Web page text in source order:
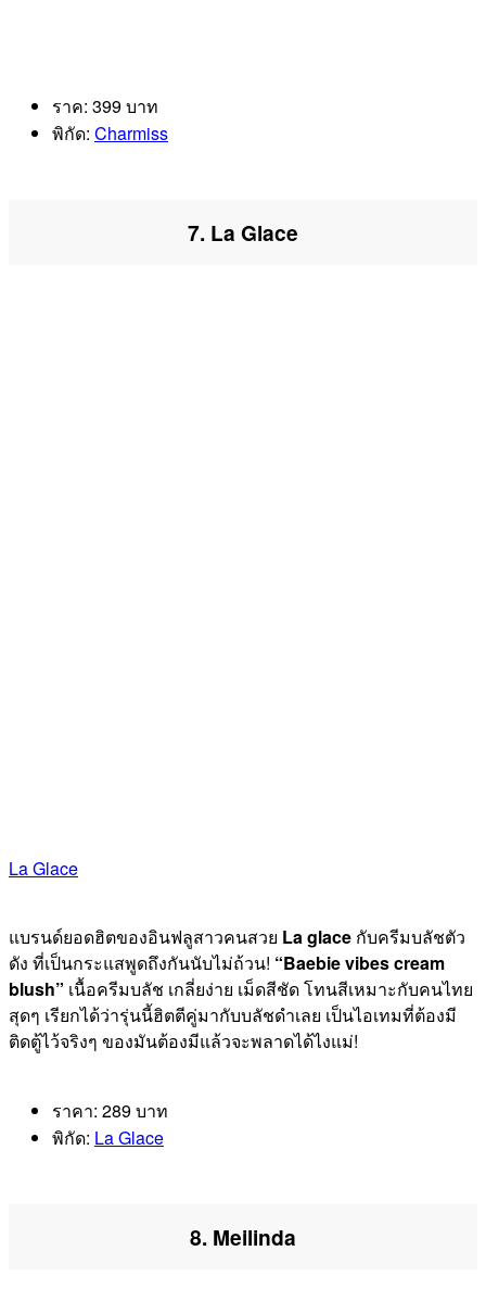
ราค: 399 บาท
พิกัด: Charmiss
7. La Glace
La Glace
แบรนด์ยอดฮิตของอินฟลูสาวคนสวย La glace กับครีมบลัชตัว
ดัง ที่เป็นกระแสพูดถึงกันนับไม่ถ้วน! “Baebie vibes cream
blush” เนื้อครีมบลัช เกลี่ยง่าย เม็ดสีชัด โทนสีเหมาะกับคนไทย
สุดๆ เรียกได้ว่ารุ่นนี้ฮิตตีคู่มากับบลัชดำเลย เป็นไอเทมที่ต้องมี
ติดตู้ไว้จริงๆ ของมันต้องมีแล้วจะพลาดได้ไงแม่!
ราคา: 289 บาท
พิกัด: La Glace
8. Meilinda